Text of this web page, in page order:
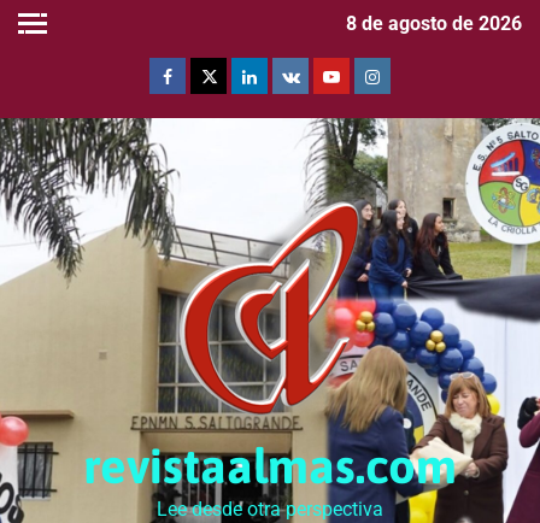
8 de agosto de 2026
revistaalmas.com
Lee desde otra perspectiva